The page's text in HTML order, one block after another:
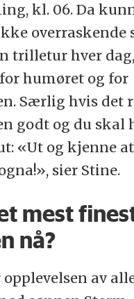
kl. 06. Da
overraskende
trilletur hver
humøret og for
Særlig hvis det
godt og du skal
«Ut og kjenne
sier Stine.
mest
nå?
av